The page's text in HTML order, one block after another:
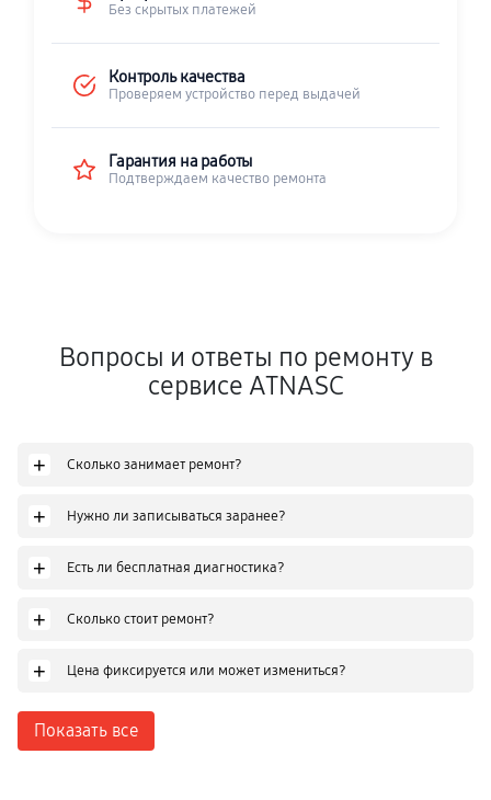
Без скрытых платежей
Контроль качества
Проверяем устройство перед выдачей
Гарантия на работы
Подтверждаем качество ремонта
Вопросы и ответы по ремонту в
сервисе ATNASC
+ Сколько занимает ремонт?
+ Нужно ли записываться заранее?
+ Есть ли бесплатная диагностика?
+ Сколько стоит ремонт?
+ Цена фиксируется или может измениться?
Показать все